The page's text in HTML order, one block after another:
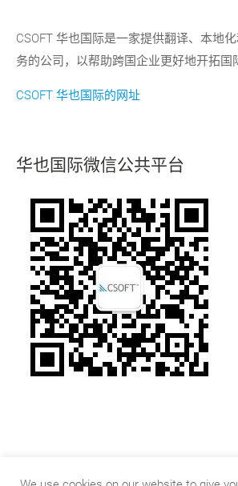
CSOFT 华也国际是一家提供翻译、本地
务的公司，以帮助跨国企业更好地开拓国
CSOFT 华也国际的网址
华也国际微信公共平台